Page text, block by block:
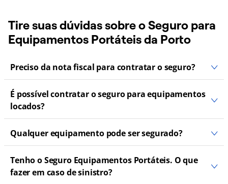
Tire suas dúvidas sobre o Seguro para
Equipamentos Portáteis da Porto
Preciso da nota fiscal para contratar o seguro?
É possível contratar o seguro para equipamentos
locados?
Qualquer equipamento pode ser segurado?
Tenho o Seguro Equipamentos Portáteis. O que
fazer em caso de sinistro?